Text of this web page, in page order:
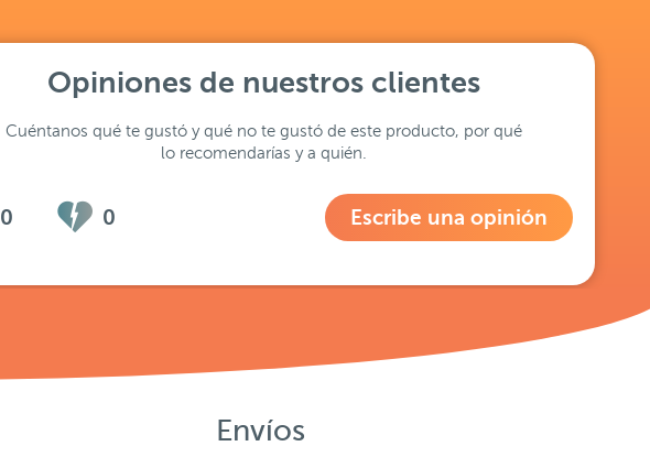
Opiniones de nuestros clientes
Cuéntanos qué te gustó y qué no te gustó de este producto, por qué
lo recomendarías y a quién.
0 0 Escribe una opinión
Envíos